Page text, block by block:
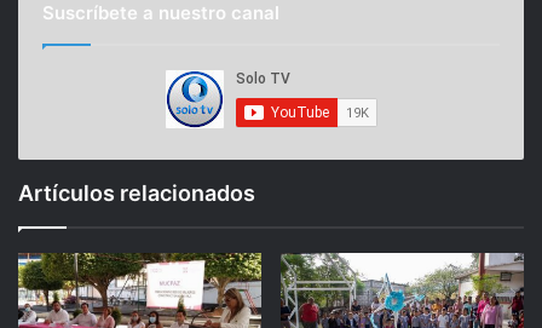
Suscríbete a nuestro canal
Artículos relacionados